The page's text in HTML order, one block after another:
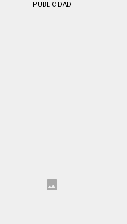
PUBLICIDAD